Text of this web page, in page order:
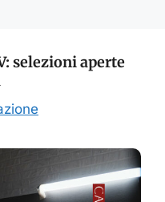
selezioni aperte